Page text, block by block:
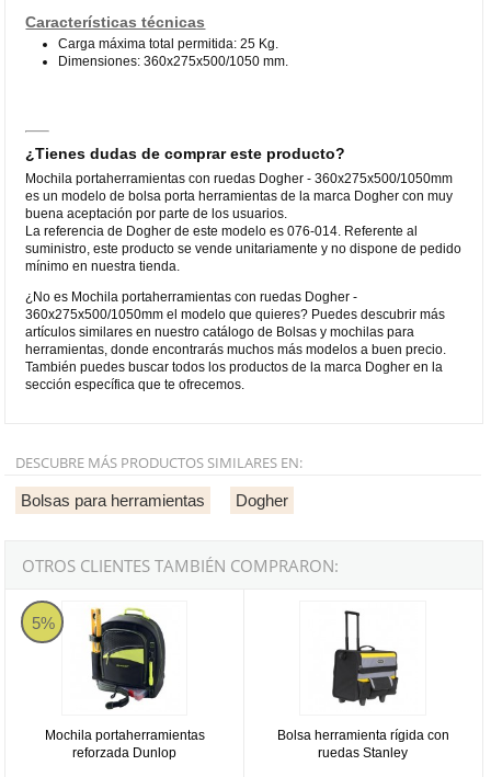
Características técnicas
Carga máxima total permitida: 25 Kg.
Dimensiones: 360x275x500/1050 mm.
¿Tienes dudas de comprar este producto?
Mochila portaherramientas con ruedas Dogher - 360x275x500/1050mm
es un modelo de bolsa porta herramientas de la marca Dogher con muy
buena aceptación por parte de los usuarios.
La referencia de Dogher de este modelo es 076-014. Referente al
suministro, este producto se vende unitariamente y no dispone de pedido
mínimo en nuestra tienda.
¿No es Mochila portaherramientas con ruedas Dogher -
360x275x500/1050mm el modelo que quieres? Puedes descubrir más
artículos similares en nuestro catálogo de Bolsas y mochilas para
herramientas, donde encontrarás muchos más modelos a buen precio.
También puedes buscar todos los productos de la marca Dogher en la
sección específica que te ofrecemos.
DESCUBRE MÁS PRODUCTOS SIMILARES EN:
Bolsas para herramientas Dogher
OTROS CLIENTES TAMBIÉN COMPRARON:
5%
Mochila portaherramientas
reforzada Dunlop
Mochila portaherramientas reforzada Dunlop
Bolsa herramienta rígida con
ruedas Stanley